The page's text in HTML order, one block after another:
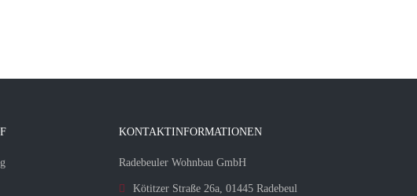
KONTAKTINFORMATIONEN
Radebeuler Wohnbau GmbH
Kötitzer Straße 26a, 01445 Radebeul